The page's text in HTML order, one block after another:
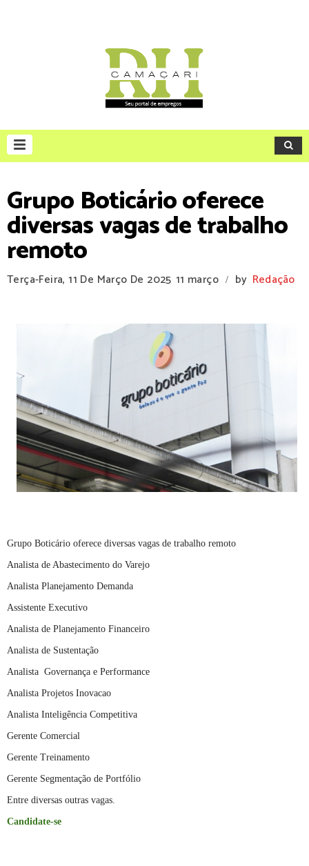
Grupo Boticário oferece
diversas vagas de trabalho
remoto
Terça-Feira, 11 De Março De 2025 11 março / by Redação
Grupo Boticário oferece diversas vagas de trabalho remoto
Analista de Abastecimento do Varejo
Analista Planejamento Demanda
Assistente Executivo
Analista de Planejamento Financeiro
Analista de Sustentação
Analista Governança e Performance
Analista Projetos Inovacao
Analista Inteligência Competitiva
Gerente Comercial
Gerente Treinamento
Gerente Segmentação de Portfólio
Entre diversas outras vagas.
Candidate-se